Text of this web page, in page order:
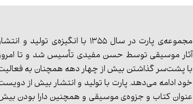
مجموعه‌ی پارت در سال 1355 با انگیزه‌ی تولید و
آثار موسیقی توسط حسن مفیدی تأسیس شد و تا
با پشت‌سر گذاشتن بیش از چهار دهه همچنان به
خود ادامه می‌دهد. پارت با تولید و انتشار بیش از
عنوان کتاب و جزوه‌ی موسیقی و همچنین دارا بودن